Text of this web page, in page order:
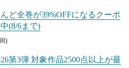
ど全巻が39%OFFになるクーポ
(8/6まで)
第3弾 対象作品2500点以上が最